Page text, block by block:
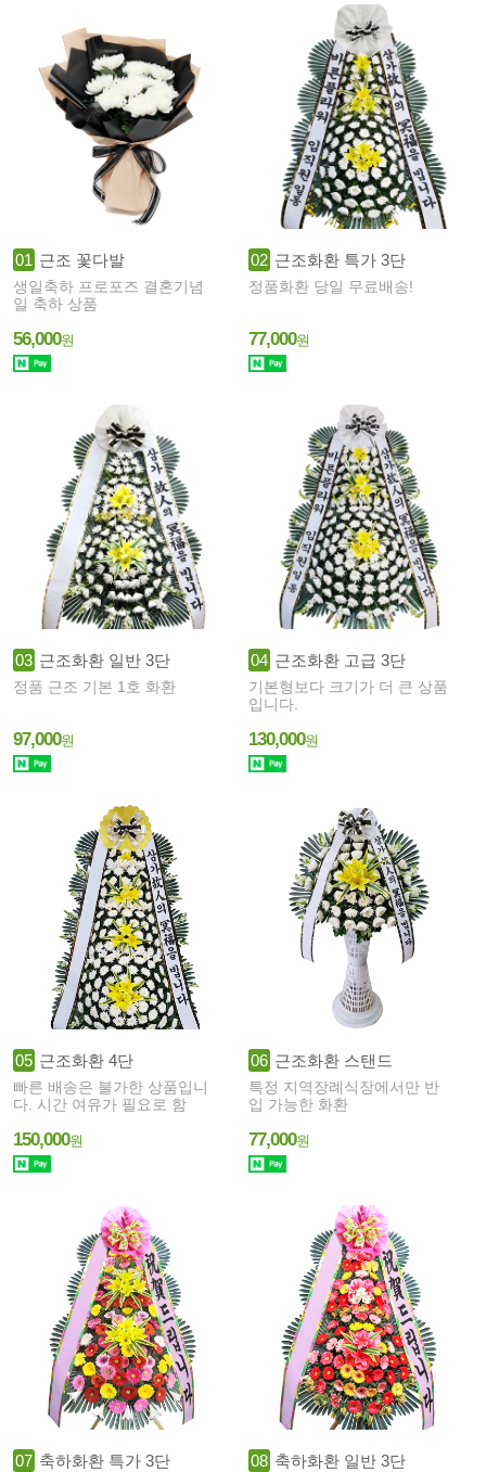
01 근조 꽃다발
생일축하 프로포즈 결혼기념
일 축하 상품
56,000원
02 근조화환 특가 3단
정품화환 당일 무료배송!
77,000원
03 근조화환 일반 3단
정품 근조 기본 1호 화환
97,000원
04 근조화환 고급 3단
기본형보다 크기가 더 큰 상품
입니다.
130,000원
05 근조화환 4단
빠른 배송은 불가한 상품입니
다. 시간 여유가 필요로 함
150,000원
06 근조화환 스탠드
특정 지역장례식장에서만 반
입 가능한 화환
77,000원
07 축하화환 특가 3단 08 축하화환 일반 3단